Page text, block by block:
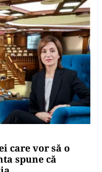
care vor să o
spune că